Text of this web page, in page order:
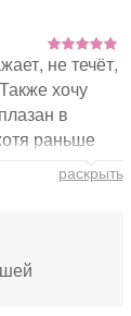
не течёт,
хочу
в
раньше
любого
результат
раскрыть